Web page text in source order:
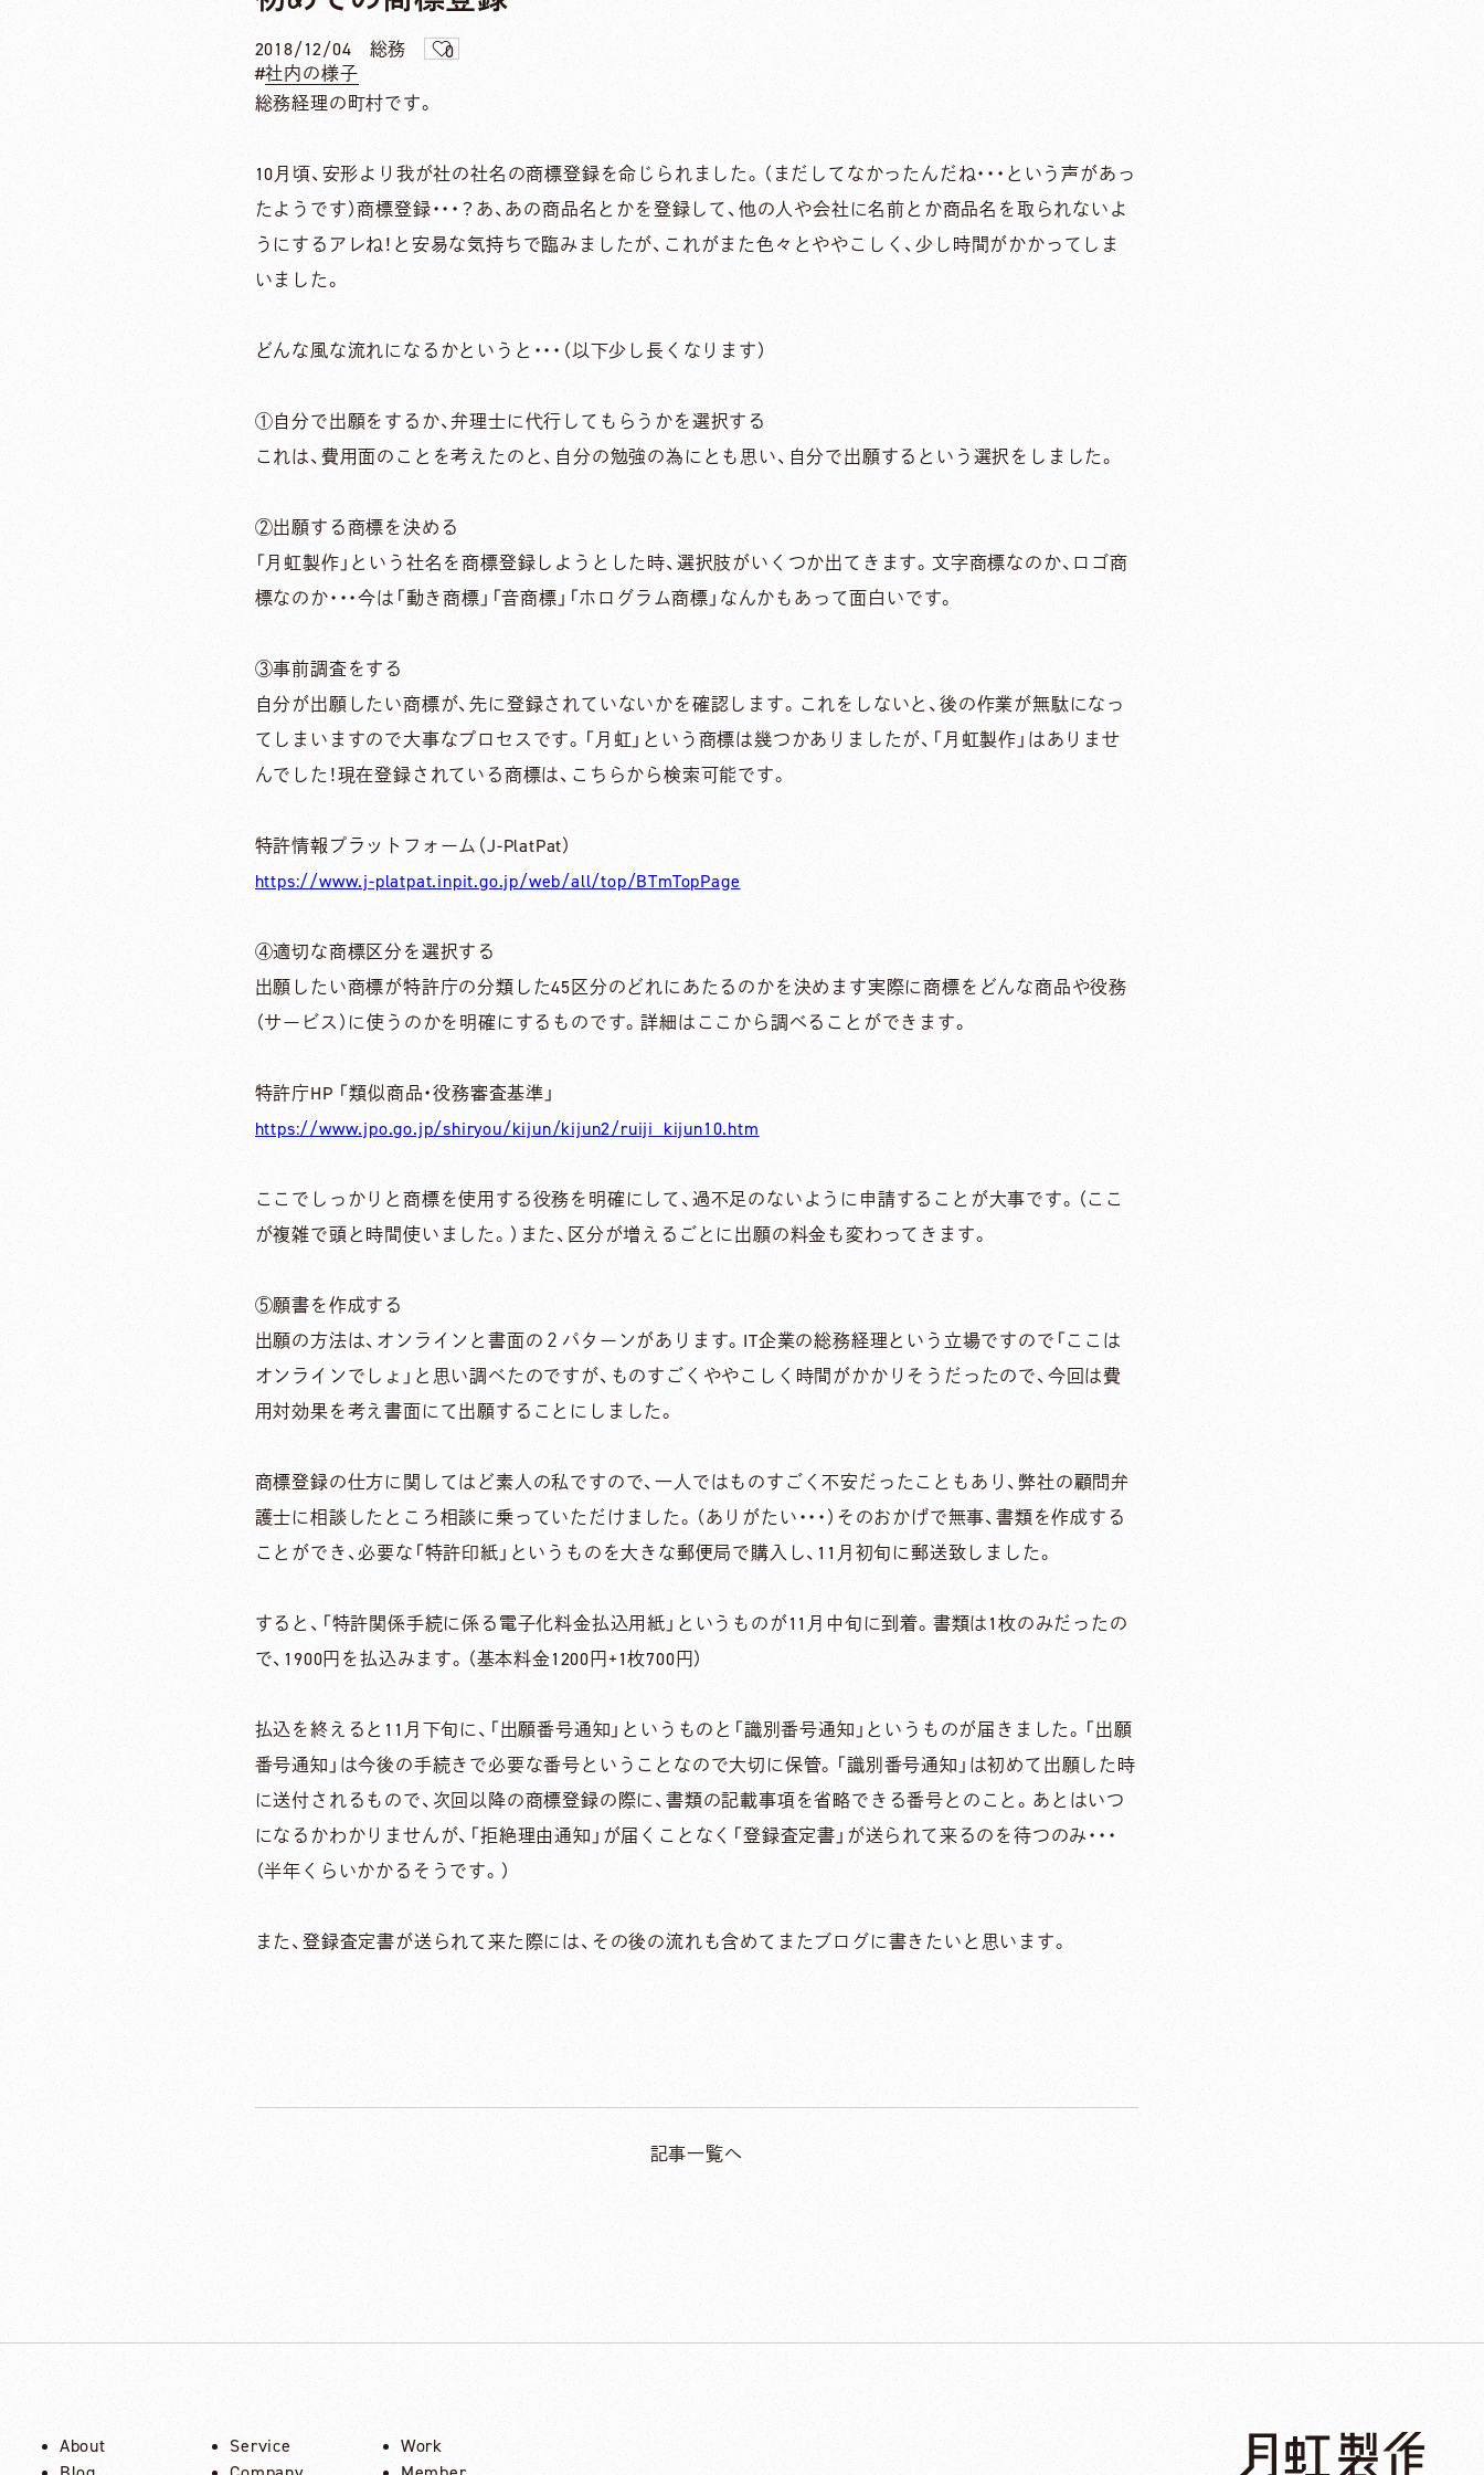
2018/12/04 総務
0
社内の様子
総務経理の町村です。
10月頃、安形より我が社の社名の商標登録を命じられました。（まだしてなかったんだね・・・という声があっ
たようです）商標登録・・・？あ、あの商品名とかを登録して、他の人や会社に名前とか商品名を取られないよ
うにするアレね！と安易な気持ちで臨みましたが、これがまた色々とややこしく、少し時間がかかってしま
いました。
どんな風な流れになるかというと・・・（以下少し長くなります）
①自分で出願をするか、弁理士に代行してもらうかを選択する
これは、費用面のことを考えたのと、自分の勉強の為にとも思い、自分で出願するという選択をしました。
②出願する商標を決める
「月虹製作」という社名を商標登録しようとした時、選択肢がいくつか出てきます。文字商標なのか、ロゴ商
標なのか・・・今は「動き商標」「音商標」「ホログラム商標」なんかもあって面白いです。
③事前調査をする
自分が出願したい商標が、先に登録されていないかを確認します。これをしないと、後の作業が無駄になっ
てしまいますので大事なプロセスです。「月虹」という商標は幾つかありましたが、「月虹製作」はありませ
んでした！現在登録されている商標は、こちらから検索可能です。
特許情報プラットフォーム（J-PlatPat）
https://www.j-platpat.inpit.go.jp/web/all/top/BTmTopPage
④適切な商標区分を選択する
出願したい商標が特許庁の分類した45区分のどれにあたるのかを決めます実際に商標をどんな商品や役務
（サービス）に使うのかを明確にするものです。詳細はここから調べることができます。
特許庁HP 「類似商品・役務審査基準」
https://www.jpo.go.jp/shiryou/kijun/kijun2/ruiji_kijun10.htm
ここでしっかりと商標を使用する役務を明確にして、過不足のないように申請することが大事です。（ここ
が複雑で頭と時間使いました。）また、区分が増えるごとに出願の料金も変わってきます。
⑤願書を作成する
出願の方法は、オンラインと書面の２パターンがあります。IT企業の総務経理という立場ですので「ここは
オンラインでしょ」と思い調べたのですが、ものすごくややこしく時間がかかりそうだったので、今回は費
用対効果を考え書面にて出願することにしました。
商標登録の仕方に関してはど素人の私ですので、一人ではものすごく不安だったこともあり、弊社の顧問弁
護士に相談したところ相談に乗っていただけました。（ありがたい・・・）そのおかげで無事、書類を作成する
ことができ、必要な「特許印紙」というものを大きな郵便局で購入し、11月初旬に郵送致しました。
すると、「特許関係手続に係る電子化料金払込用紙」というものが11月中旬に到着。書類は1枚のみだったの
で、1900円を払込みます。（基本料金1200円+1枚700円）
払込を終えると11月下旬に、「出願番号通知」というものと「識別番号通知」というものが届きました。「出願
番号通知」は今後の手続きで必要な番号ということなので大切に保管。「識別番号通知」は初めて出願した時
に送付されるもので、次回以降の商標登録の際に、書類の記載事項を省略できる番号とのこと。あとはいつ
になるかわかりませんが、「拒絶理由通知」が届くことなく「登録査定書」が送られて来るのを待つのみ・・・
（半年くらいかかるそうです。）
また、登録査定書が送られて来た際には、その後の流れも含めてまたブログに書きたいと思います。
記事一覧へ
About Service
Work